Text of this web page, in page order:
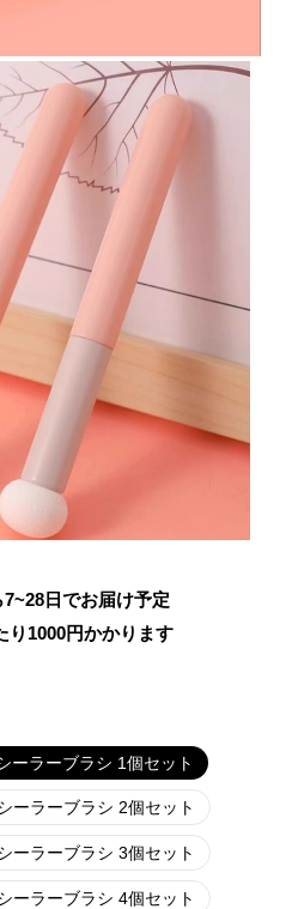
日でお届け予定
り 1000円かかります
ーラーブラシ 1個セット
ーラーブラシ 2個セット
ーラーブラシ 3個セット
ーラーブラシ 4個セット